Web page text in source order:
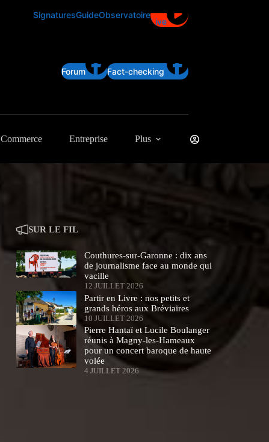
SignaturesGuideObservatoire
Live
Forum Fact-checking
Commerce Entreprise Plus
SUR LE FIL
Couthures-sur-Garonne : dix ans
de journalisme face au monde qui
vacille
12 JUILLET 2026
Partir en Livre : nos petits et
grands héros aux Bréviaires
10 JUILLET 2026
Pierre Hantaï et Lucile Boulanger
réunis à Magny-les-Hameaux
pour un concert baroque de haute
volée
4 JUILLET 2026